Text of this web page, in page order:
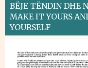
BËJE TËNDIN DHE
MAKE IT YOURS
YOURSELF